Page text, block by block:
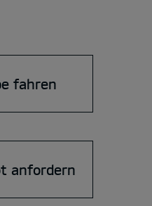
fahren
anfordern